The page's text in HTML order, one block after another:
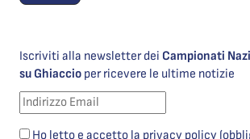
Iscriviti alla newsletter dei Campionati
su Ghiaccio per ricevere le ultime notizie
Ho letto e accetto la privacy policy